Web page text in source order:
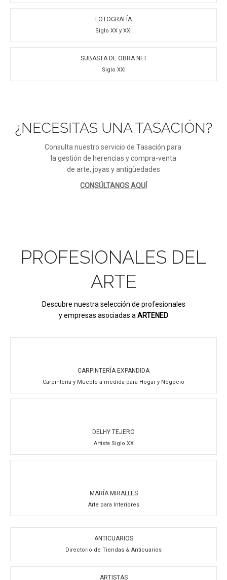
FOTOGRAFÍA
Siglo XX y XXI
SUBASTA DE OBRA NFT
Siglo XXI
¿NECESITAS UNA TASACIÓN?
Consulta nuestro servicio de Tasación para
la gestión de herencias y compra-venta
de arte, joyas y antigüedades
CONSÚLTANOS AQUÍ
PROFESIONALES DEL
ARTE
Descubre nuestra selección de profesionales
y empresas asociadas a ARTENED
CARPINTERÍA EXPANDIDA
Carpintería y Mueble a medida para Hogar y Negocio
DELHY TEJERO
Artista Siglo XX
MARÍA MIRALLES
Arte para Interiores
ANTICUARIOS
Directorio de Tiendas & Anticuarios
ARTISTAS